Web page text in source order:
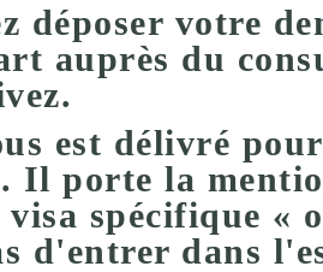
déposer votre
auprès du
est délivré
Il porte la
spécifique «
d'entrer dans